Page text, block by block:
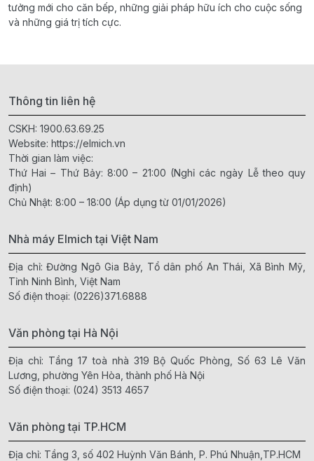
tưởng mới cho căn bếp, những giải pháp hữu ích cho cuộc sống
và những giá trị tích cực.
Thông tin liên hệ
CSKH: 1900.63.69.25
Website: https://elmich.vn
Thời gian làm việc:
Thứ Hai – Thứ Bảy: 8:00 – 21:00 (Nghỉ các ngày Lễ theo quy
định)
Chủ Nhật: 8:00 – 18:00 (Áp dụng từ 01/01/2026)
Nhà máy Elmich tại Việt Nam
Địa chỉ: Đường Ngô Gia Bảy, Tổ dân phố An Thái, Xã Bình Mỹ,
Tỉnh Ninh Bình, Việt Nam
Số điện thoại: (0226)371.6888
Văn phòng tại Hà Nội
Địa chỉ: Tầng 17 toà nhà 319 Bộ Quốc Phòng, Số 63 Lê Văn
Lương, phường Yên Hòa, thành phố Hà Nội
Số điện thoại: (024) 3513 4657
Văn phòng tại TP.HCM
Địa chỉ: Tầng 3, số 402 Huỳnh Văn Bánh, P. Phú Nhuận,TP.HCM